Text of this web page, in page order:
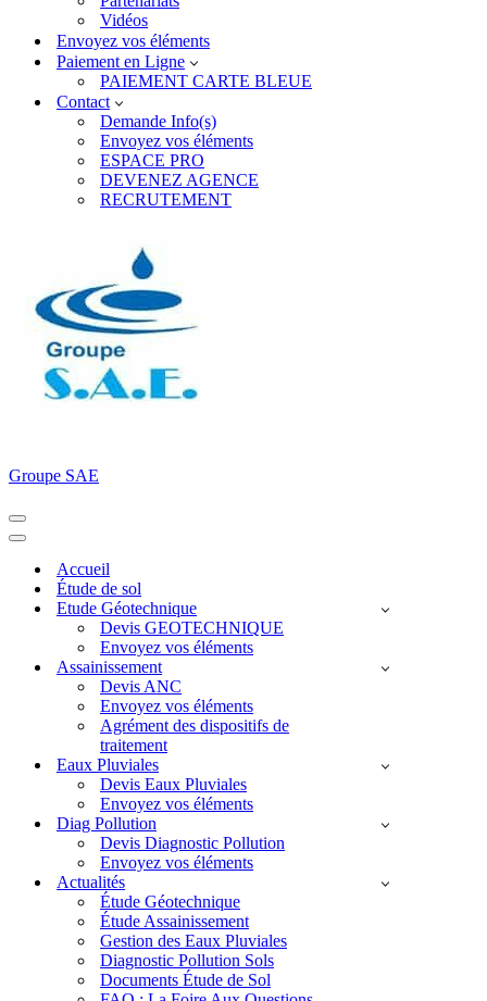
Vidéos
Envoyez vos éléments
Paiement en Ligne
PAIEMENT CARTE BLEUE
Contact
Demande Info(s)
Envoyez vos éléments
ESPACE PRO
DEVENEZ AGENCE
RECRUTEMENT
Groupe SAE
Menu
de
Menu
navigationAccueil
Étude de sol
Etude Géotechnique
Devis GEOTECHNIQUE
Envoyez vos éléments
Assainissement
Devis ANC
Envoyez vos éléments
Agrément des dispositifs de
traitement
Eaux Pluviales
Devis Eaux Pluviales
Envoyez vos éléments
Diag Pollution
Devis Diagnostic Pollution
Envoyez vos éléments
Actualités
Étude Géotechnique
Étude Assainissement
Gestion des Eaux Pluviales
Diagnostic Pollution Sols
Documents Étude de Sol